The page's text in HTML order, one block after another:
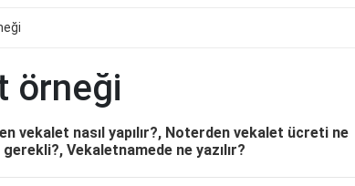
örneği
vekalet nasıl yapılır?, Noterden vekalet ücreti ne
Vekaletnamede ne yazılır?